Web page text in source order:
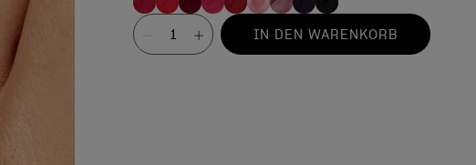
Wert
IN DEN WARENKORB